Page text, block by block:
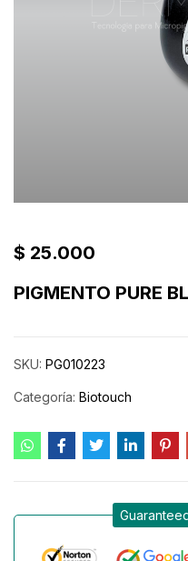
$ 25.000
PIGMENTO PURE
SKU: PG010223
Categoría: Biotouch